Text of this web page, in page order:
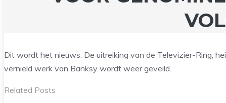
Dit wordt het nieuws: De uitreiking van de Televizier-Ring,
vernield werk van Banksy wordt weer geveild.
Related Posts